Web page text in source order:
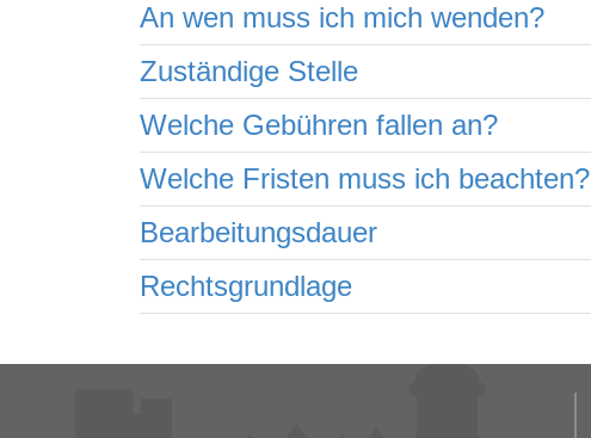
An wen muss ich mich wenden?
Zuständige Stelle
Welche Gebühren fallen an?
Welche Fristen muss ich beachten?
Bearbeitungsdauer
Rechtsgrundlage